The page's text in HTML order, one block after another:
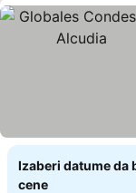
Izaberi datume da
cene